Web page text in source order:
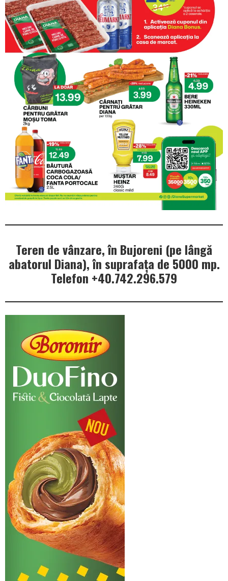
Teren de vânzare, în Bujoreni (pe lângă
abatorul Diana), în suprafața de 5000 mp.
Telefon +40.742.296.579